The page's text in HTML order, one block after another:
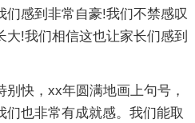
们感到非常自豪!我们不禁感叹
!我们相信这也让家长们感到
快，xx年圆满地画上句号，
们也非常有成就感。我们能取